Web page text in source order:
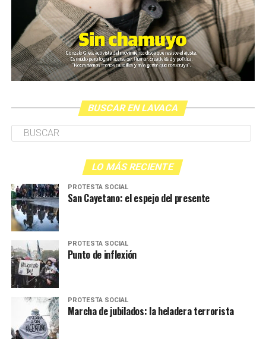
BUSCAR EN LAVACA
LO MÁS RECIENTE
PROTESTA SOCIAL
San Cayetano: el espejo del presente
PROTESTA SOCIAL
Punto de inflexión
PROTESTA SOCIAL
Marcha de jubilados: la heladera terrorista